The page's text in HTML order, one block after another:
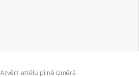
Atvērt attēlu pilnā izmērā